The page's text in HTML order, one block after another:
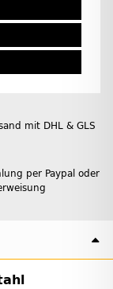
mit DHL & GLS
per Paypal oder